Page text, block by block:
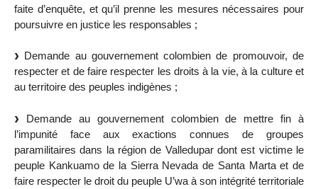
faite d’enquête, et qu’il prenne les mesures nécessaires pour
poursuivre en justice les responsables ;
Demande au gouvernement colombien de promouvoir, de
respecter et de faire respecter les droits à la vie, à la culture et
au territoire des peuples indigènes ;
Demande au gouvernement colombien de mettre fin à
l’impunité face aux exactions connues de groupes
paramilitaires dans la région de Valledupar dont est victime le
peuple Kankuamo de la Sierra Nevada de Santa Marta et de
faire respecter le droit du peuple U’wa à son intégrité territoriale